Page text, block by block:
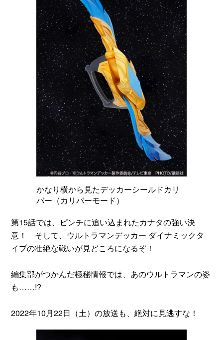
かなり横から見たデッカーシールドカリ
バー（カリバーモード）
第15話では、ピンチに追い込まれたカナタの強い決
意！ そして、ウルトラマンデッカー ダイナミックタ
イプの壮絶な戦いが見どころになるぞ！
編集部がつかんだ極秘情報では、あのウルトラマンの姿
も……!?
2022年10月22日（土）の放送も、絶対に見逃すな！